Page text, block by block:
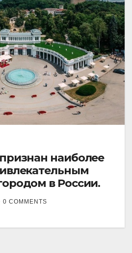
наиболее
в России.
0 COMMENTS